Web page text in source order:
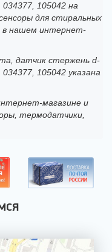
105042 на
для стиральных
в нашем интернет-
датчик стержень d-
105042 указана
магазине и
термодатчики,